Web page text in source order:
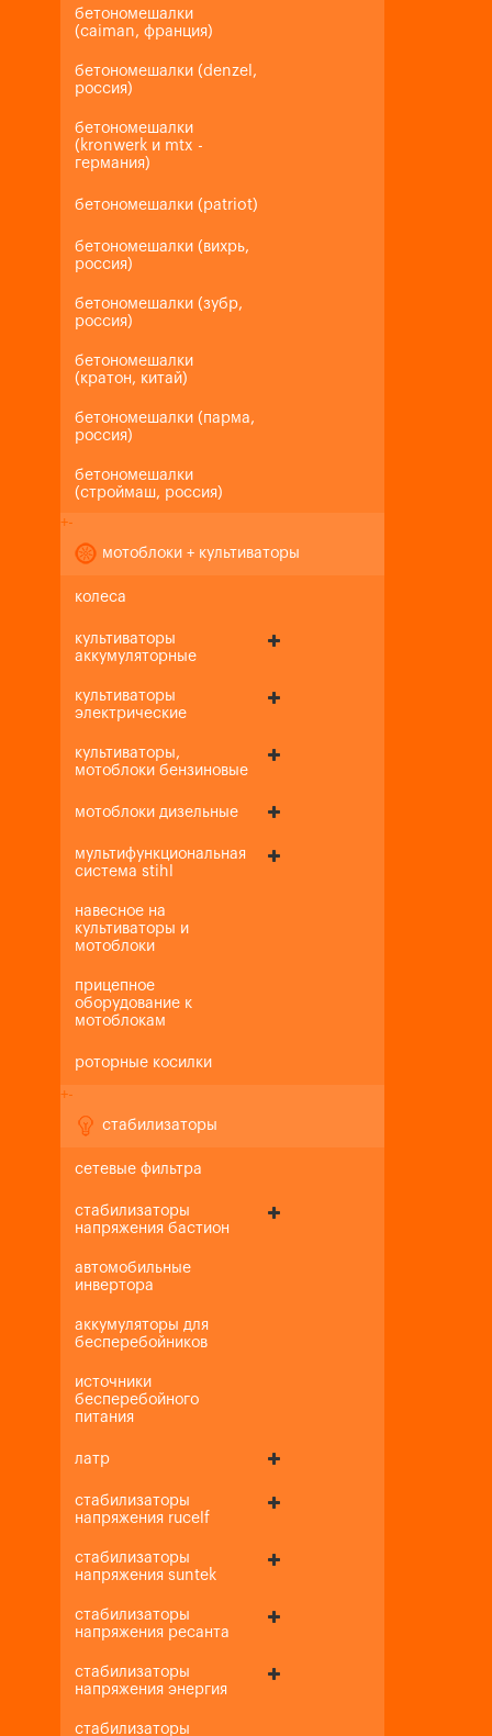
бетономешалки
(caiman, франция)
бетономешалки (denzel,
россия)
бетономешалки
(kronwerk и mtx -
германия)
бетономешалки (patriot)
бетономешалки (вихрь,
россия)
бетономешалки (зубр,
россия)
бетономешалки
(кратон, китай)
бетономешалки (парма,
россия)
бетономешалки
(строймаш, россия)
+-
мотоблоки + культиваторы
колеса
культиваторы
аккумуляторные
культиваторы
электрические
культиваторы,
мотоблоки бензиновые
мотоблоки дизельные
мультифункциональная
система stihl
навесное на
культиваторы и
мотоблоки
прицепное
оборудование к
мотоблокам
роторные косилки
+-
стабилизаторы
сетевые фильтра
стабилизаторы
напряжения бастион
автомобильные
инвертора
аккумуляторы для
бесперебойников
источники
бесперебойного
питания
латр
стабилизаторы
напряжения rucelf
стабилизаторы
напряжения suntek
стабилизаторы
напряжения ресанта
стабилизаторы
напряжения энергия
стабилизаторы